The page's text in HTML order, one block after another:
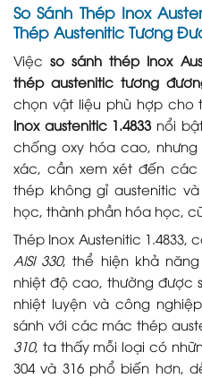
So Sánh Thép Inox
Thép Austenitic Tương
Việcso sánh thép Inox
thép austenitic tương
chọn vật liệu phù hợp cho
Inox austenitic 1.4833nổi
chống oxy hóa cao,
xác, cần xem xét đến
thép không gỉ austenitic
học, thành phần hóa học,
Thép Inox Austenitic
AISI 330, thể hiện khả
nhiệt độ cao, thường được
nhiệt luyện và công
sánh với các mác thép
310, ta thấy mỗi loại có
304 và 316 phổ biến hơn,